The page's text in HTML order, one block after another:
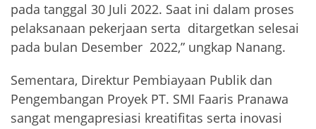
pada tanggal 30 Juli 2022. Saat ini dalam proses
pelaksanaan pekerjaan serta ditargetkan selesai
pada bulan Desember 2022,” ungkap Nanang.
Sementara, Direktur Pembiayaan Publik dan
Pengembangan Proyek PT. SMI Faaris Pranawa
sangat mengapresiasi kreatifitas serta inovasi